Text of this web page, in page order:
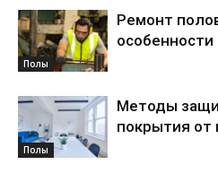
Полы
Ремонт
Полы
Методы
покрытия